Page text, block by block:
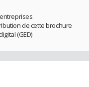
de cette brochure
(GED)